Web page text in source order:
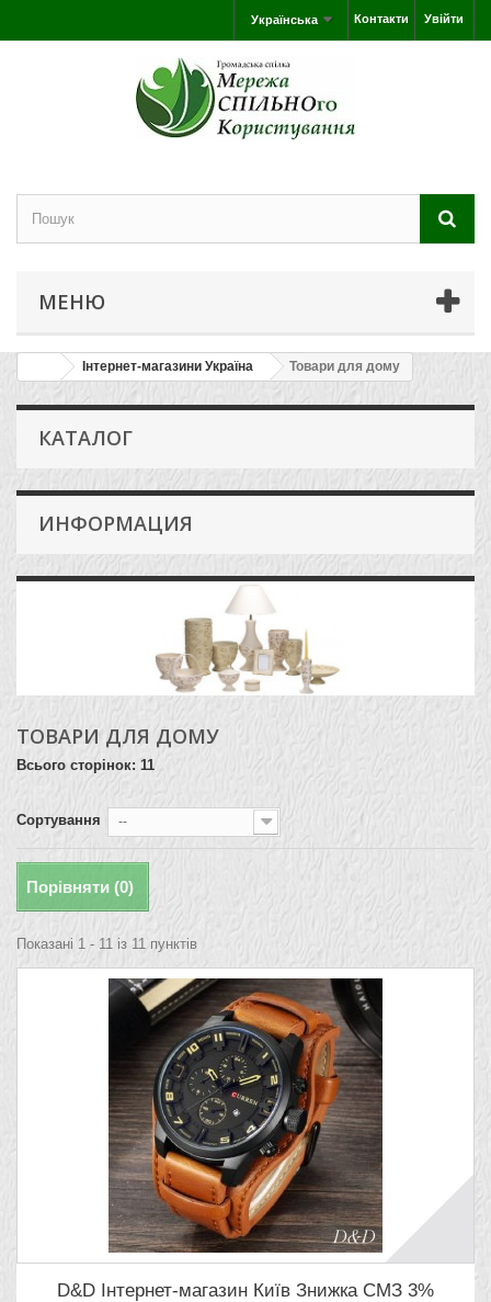
Увійти
Контакти
Українська
МЕНЮ
Інтернет-магазини Україна Товари для дому
КАТАЛОГ
ИНФОРМАЦИЯ
ТОВАРИ ДЛЯ ДОМУ
Всього сторінок: 11
Сортування --
Порівняти (0)
Показані 1 - 11 із 11 пунктів
D&D Інтернет-магазин Київ Знижка СМЗ 3%